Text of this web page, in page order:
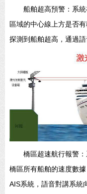
船舶超高預警：系
區域的中心線上方是否
探測到船舶超高，通過
橋區超速航行報警
橋區所有船舶的速度數
AIS系統，語音對講系統